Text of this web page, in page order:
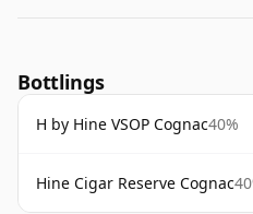
Bottlings
H by Hine VSOP Cognac40%
Hine Cigar Reserve Cognac